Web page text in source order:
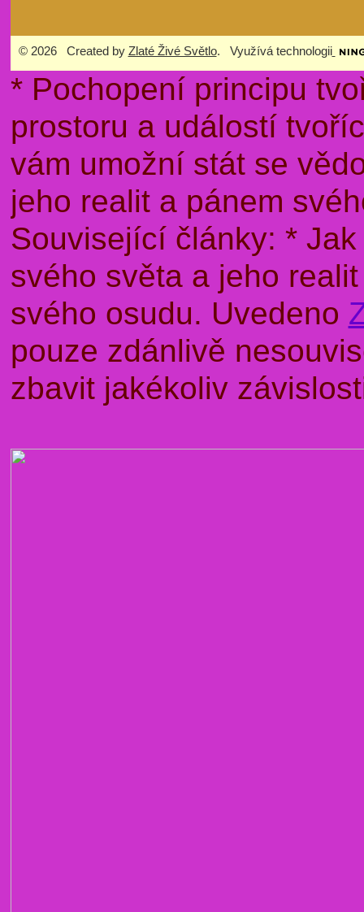
© 2026 Created by Zlaté Živé Světlo. Využívá technologii
* Pochopení principu
prostoru a událostí
vám umožní stát se
jeho realit a pánem
Související články: *
svého světa a jeho
svého osudu. Uvedeno
pouze zdánlivě
zbavit jakékoliv